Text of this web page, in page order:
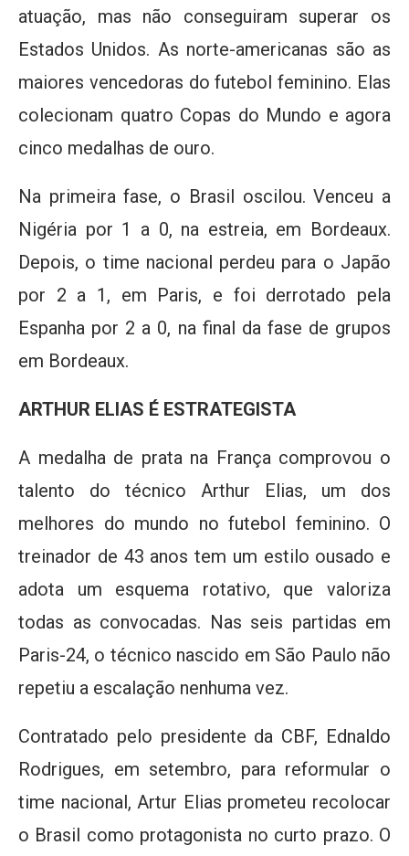
atuação, mas não conseguiram superar os
Estados Unidos. As norte-americanas são as
maiores vencedoras do futebol feminino. Elas
colecionam quatro Copas do Mundo e agora
cinco medalhas de ouro.
Na primeira fase, o Brasil oscilou. Venceu a
Nigéria por 1 a 0, na estreia, em Bordeaux.
Depois, o time nacional perdeu para o Japão
por 2 a 1, em Paris, e foi derrotado pela
Espanha por 2 a 0, na final da fase de grupos
em Bordeaux.
ARTHUR ELIAS É ESTRATEGISTA
A medalha de prata na França comprovou o
talento do técnico Arthur Elias, um dos
melhores do mundo no futebol feminino. O
treinador de 43 anos tem um estilo ousado e
adota um esquema rotativo, que valoriza
todas as convocadas. Nas seis partidas em
Paris-24, o técnico nascido em São Paulo não
repetiu a escalação nenhuma vez.
Contratado pelo presidente da CBF, Ednaldo
Rodrigues, em setembro, para reformular o
time nacional, Artur Elias prometeu recolocar
o Brasil como protagonista no curto prazo. O